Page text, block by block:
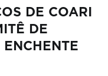
DE COARI
DE
ENCHENTE